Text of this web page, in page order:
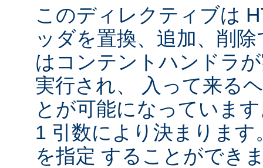
このディレクティブは
ッダを置換、追加、削
はコンテントハンドラ
実行され、 入って来る
とが可能になっていま
1 引数により決まりま
を指定 することができ